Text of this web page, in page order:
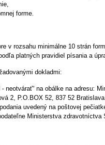
forme.
v rozsahu minimálne 10 strán
platných pravidiel písania a
dokladmi:
neotvárať“ na obálke na adresu:
2, P.O.BOX 52, 837 52
uvedený na poštovej
Ministerstva zdravotníctva